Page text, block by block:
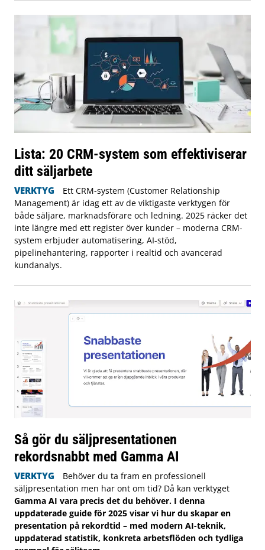
Lista: 20 CRM-system som effektiviserar
ditt säljarbete
VERKTYG
Ett CRM-system (Customer Relationship
Management) är idag ett av de viktigaste verktygen för
både säljare, marknadsförare och ledning. 2025 räcker det
inte längre med ett register över kunder – moderna CRM-
system erbjuder automatisering, AI-stöd,
pipelinehantering, rapporter i realtid och avancerad
kundanalys.
Så gör du säljpresentationen
rekordsnabbt med Gamma AI
VERKTYG
Behöver du ta fram en professionell
säljpresentation men har ont om tid? Då kan verktyget
Gamma AI vara precis det du behöver. I denna
uppdaterade guide för 2025 visar vi hur du skapar en
presentation på rekordtid – med modern AI-teknik,
uppdaterad statistik, konkreta arbetsflöden och tydliga